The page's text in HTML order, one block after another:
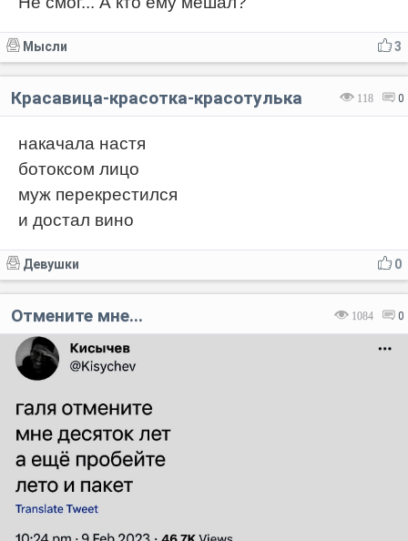
3
Мысли
118 0
Красавица-красотка-красотулька
накачала настя
ботоксом лицо
муж перекрестился
и достал вино
0
Девушки
1084 0
Отмените мне...